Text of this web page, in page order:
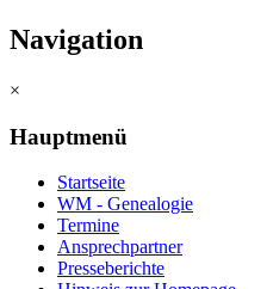
Navigation
×
Hauptmenü
Startseite
WM - Genealogie
Termine
Ansprechpartner
Presseberichte